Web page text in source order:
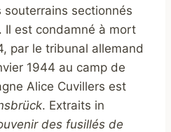
souterrains sectionnés
Il est condamné à mort
par le tribunal allemand
1944 au camp de
Alice Cuvillers est
. Extraits in
des fusillés de